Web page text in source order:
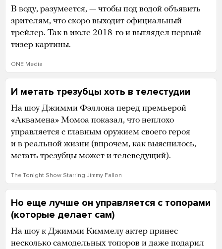
В воду, разумеется, — чтобы под водой объявить
зрителям, что скоро выходит официальный
трейлер. Так в июле 2018-го и выглядел первый
тизер картины.
ONE Media
И метать трезубцы хоть в телестудии
На шоу Джимми Фэллона перед премьерой
«Аквамена» Момоа показал, что неплохо
управляется с главным оружием своего героя
и в реальной жизни (впрочем, как выяснилось,
метать трезубцы может и телеведущий).
The Tonight Show Starring Jimmy Fallon
Но еще лучше он управляется с топорами
(которые делает сам)
На шоу к Джимми Киммелу актер принес
несколько самодельных топоров и даже подарил